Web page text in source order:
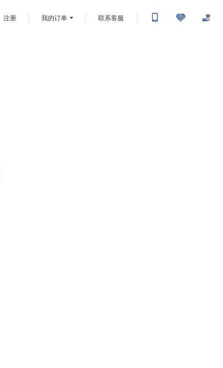
注册 我的订单 联系客服